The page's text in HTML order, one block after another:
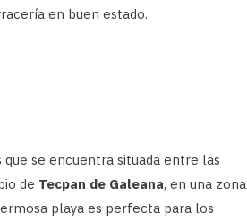
en buen estado.
se encuentra situada entre las
de Tecpan de Galeana, en una zona
playa es perfecta para los